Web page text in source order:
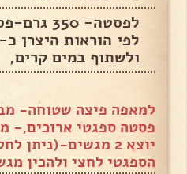
לפסטה-
ולשתוף במים קרים,
פסטה ספגטי ארוכים,-
יוצא 2 מגשים-
הספגטי לחצי ולהכין